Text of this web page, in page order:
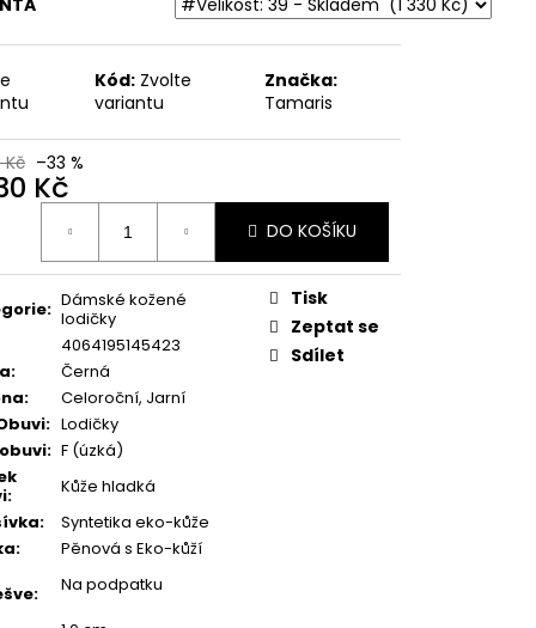
Kód: Zvolte
variantu
Značka:
Tamaris
Kč –33 %
Kč
DO KOŠÍKU
: Dámské kožené
lodičky
4064195145423
:
Černá
:
Celoroční, Jarní
: Lodičky
: F (úzká)
:
Kůže hladká
:
Syntetika eko-kůže
:
Pěnová s Eko-kůží
:
Na podpatku
Tisk
Zeptat se
Sdílet